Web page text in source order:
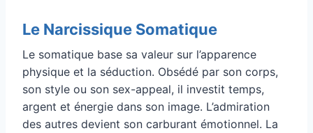
Le Narcissique Somatique
Le somatique base sa valeur sur l’apparence
physique et la séduction. Obsédé par son corps,
son style ou son sex-appeal, il investit temps,
argent et énergie dans son image. L’admiration
des autres devient son carburant émotionnel. La